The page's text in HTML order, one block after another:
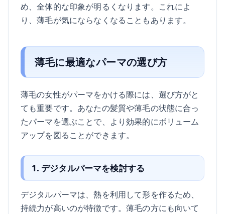
め、全体的な印象が明るくなります。これによ
り、薄毛が気にならなくなることもあります。
薄毛に最適なパーマの選び方
薄毛の女性がパーマをかける際には、選び方がと
ても重要です。あなたの髪質や薄毛の状態に合っ
たパーマを選ぶことで、より効果的にボリューム
アップを図ることができます。
1. デジタルパーマを検討する
デジタルパーマは、熱を利用して形を作るため、
持続力が高いのが特徴です。薄毛の方にも向いて